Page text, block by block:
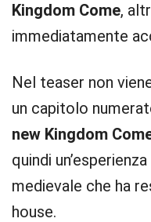
Kingdom Come,
immediatamente
Nel teaser non
un capitolo
new Kingdom
quindi
medievale che ha
house.